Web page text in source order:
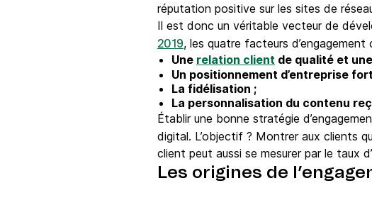
réputation positive sur les sites de
Il est donc un véritable vecteur de
2019, les quatre facteurs
Une relation client de qualité et
Un positionnement d’entreprise
La fidélisation ;
La personnalisation du contenu
Établir une bonne stratégie
digital. L’objectif ? Montrer aux clients
client peut aussi se mesurer par le taux
Les origines de